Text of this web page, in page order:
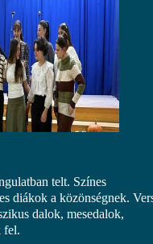
telt. Színes
diákok a közönségnek.
dalok, mesedalok,
fel.